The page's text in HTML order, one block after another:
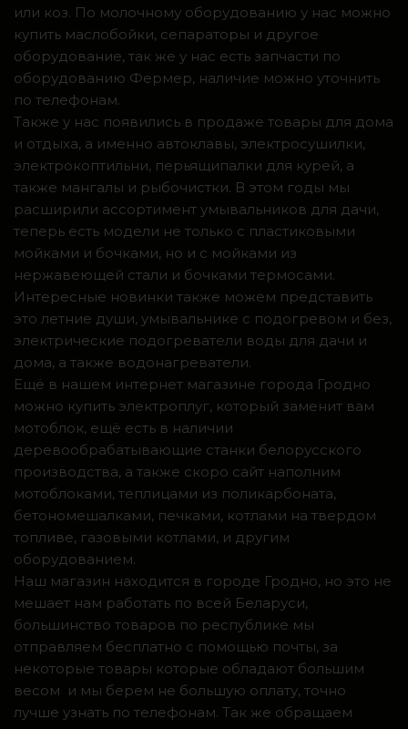
или коз. По молочному оборудованию у нас можно
купить маслобойки, сепараторы и другое
оборудование, так же у нас есть запчасти по
оборудованию Фермер, наличие можно уточнить
по телефонам.
Также у нас появились в продаже товары для дома
и отдыха, а именно автоклавы, электросушилки,
электрокоптильни, перьящипалки для курей, а
также мангалы и рыбочистки. В этом годы мы
расширили ассортимент умывальников для дачи,
теперь есть модели не только с пластиковыми
мойками и бочками, но и с мойками из
нержавеющей стали и бочками термосами.
Интересные новинки также можем представить
это летние души, умывальнике с подогревом и без,
электрические подогреватели воды для дачи и
дома, а также водонагреватели.
Ещё в нашем интернет магазине города Гродно
можно купить электроплуг, который заменит вам
мотоблок, ещё есть в наличии
деревообрабатывающие станки белорусского
производства, а также скоро сайт наполним
мотоблоками, теплицами из поликарбоната,
бетономешалками, печками, котлами на твердом
топливе, газовыми котлами, и другим
оборудованием.
Наш магазин находится в городе Гродно, но это не
мешает нам работать по всей Беларуси,
большинство товаров по республике мы
отправляем бесплатно с помощью почты, за
некоторые товары которые обладают большим
весом и мы берем не большую оплату, точно
лучше узнать по телефонам. Так же обращаем